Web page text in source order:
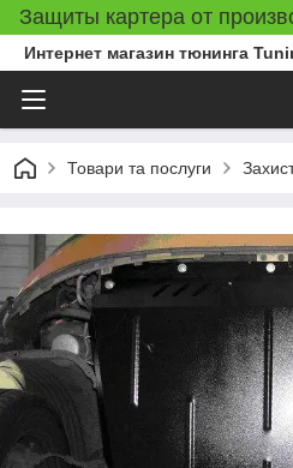
Защиты картера от
Интернет магазин тюнинга
Товари та послуги